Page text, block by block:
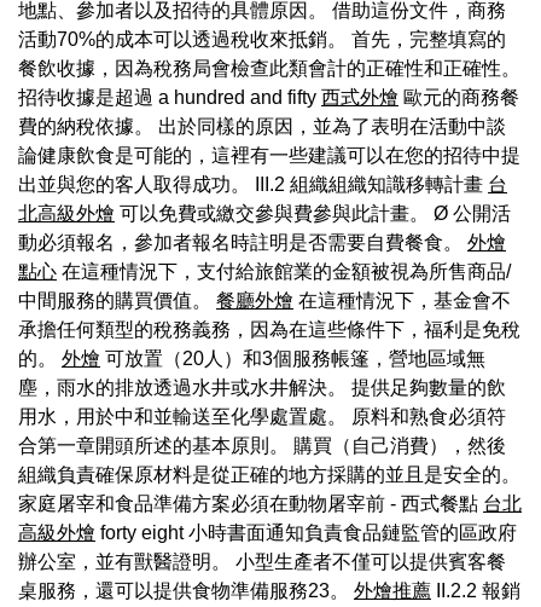
地點、參加者以及招待的具體原因。 借助這份文件，商務
活動70%的成本可以透過稅收來抵銷。 首先，完整填寫的
餐飲收據，因為稅務局會檢查此類會計的正確性和正確性。
招待收據是超過 a hundred and fifty 西式外燴 歐元的商務餐
費的納稅依據。 出於同樣的原因，並為了表明在活動中談
論健康飲食是可能的，這裡有一些建議可以在您的招待中提
出並與您的客人取得成功。 III.2 組織組織知識移轉計畫 台
北高級外燴 可以免費或繳交參與費參與此計畫。 Ø 公開活
動必須報名，參加者報名時註明是否需要自費餐食。 外燴
點心 在這種情況下，支付給旅館業的金額被視為所售商品/
中間服務的購買價值。 餐廳外燴 在這種情況下，基金會不
承擔任何類型的稅務義務，因為在這些條件下，福利是免稅
的。 外燴 可放置（20人）和3個服務帳篷，營地區域無
塵，雨水的排放透過水井或水井解決。 提供足夠數量的飲
用水，用於中和並輸送至化學處置處。 原料和熟食必須符
合第一章開頭所述的基本原則。 購買（自己消費），然後
組織負責確保原材料是從正確的地方採購的並且是安全的。
家庭屠宰和食品準備方案必須在動物屠宰前 - 西式餐點 台北
高級外燴 forty eight 小時書面通知負責食品鏈監管的區政府
辦公室，並有獸醫證明。 小型生產者不僅可以提供賓客餐
桌服務，還可以提供食物準備服務23。 外燴推薦 II.2.2 報銷